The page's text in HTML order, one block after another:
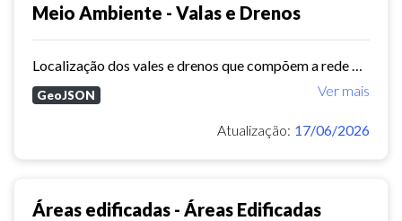
Meio Ambiente - Valas e Drenos
Ver mais
GeoJSON
Atualização: 17/06/2026
Áreas edificadas - Áreas Edificadas